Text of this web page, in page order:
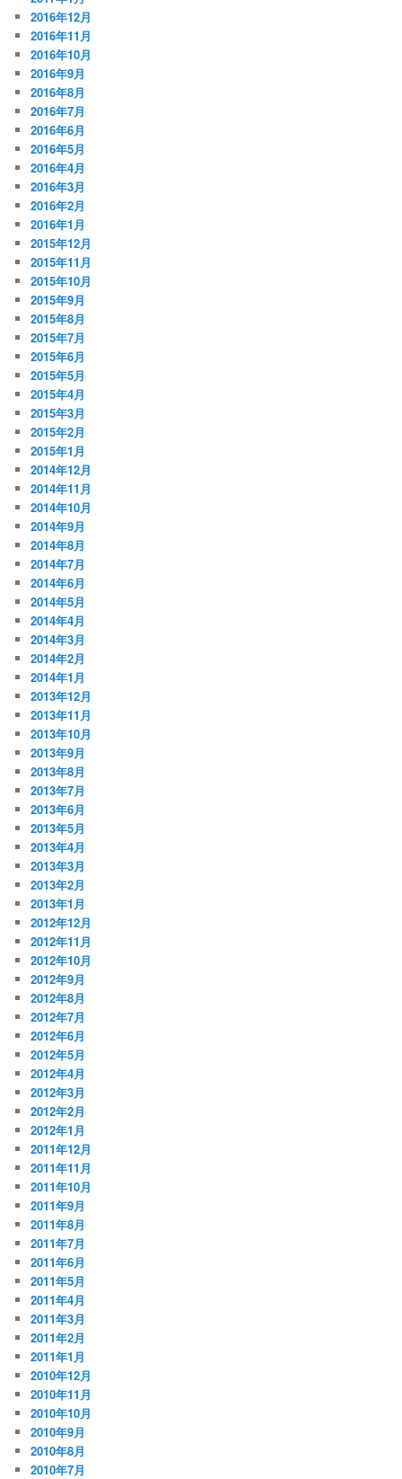
2016年12月
2016年11月
2016年10月
2016年9月
2016年8月
2016年7月
2016年6月
2016年5月
2016年4月
2016年3月
2016年2月
2016年1月
2015年12月
2015年11月
2015年10月
2015年9月
2015年8月
2015年7月
2015年6月
2015年5月
2015年4月
2015年3月
2015年2月
2015年1月
2014年12月
2014年11月
2014年10月
2014年9月
2014年8月
2014年7月
2014年6月
2014年5月
2014年4月
2014年3月
2014年2月
2014年1月
2013年12月
2013年11月
2013年10月
2013年9月
2013年8月
2013年7月
2013年6月
2013年5月
2013年4月
2013年3月
2013年2月
2013年1月
2012年12月
2012年11月
2012年10月
2012年9月
2012年8月
2012年7月
2012年6月
2012年5月
2012年4月
2012年3月
2012年2月
2012年1月
2011年12月
2011年11月
2011年10月
2011年9月
2011年8月
2011年7月
2011年6月
2011年5月
2011年4月
2011年3月
2011年2月
2011年1月
2010年12月
2010年11月
2010年10月
2010年9月
2010年8月
2010年7月